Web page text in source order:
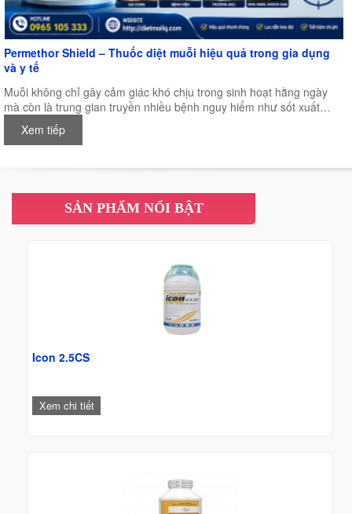
Permethor Shield – Thuốc diệt muỗi hiệu quả trong gia dụng
và y tế
Muỗi không chỉ gây cảm giác khó chịu trong sinh hoạt hằng ngày
mà còn là trung gian truyền nhiều bệnh nguy hiểm như sốt xuất
huyết, sốt rét, viêm não Nhật Bản, Zika và nhiều bệnh truyền nhiễm
khác. Đặc biệt trong điều kiện khí hậu nóng ẩm của Việt Nam, muỗi
càng trở nên cấp thiết.
Xem tiếp
SẢN PHẨM NỔI BẬT
Icon 2.5CS
Xem chi tiết